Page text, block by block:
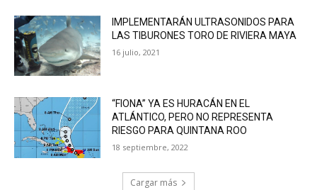
IMPLEMENTARÁN ULTRASONIDOS PARA
LAS TIBURONES TORO DE RIVIERA MAYA
16 julio, 2021
“FIONA” YA ES HURACÁN EN EL
ATLÁNTICO, PERO NO REPRESENTA
RIESGO PARA QUINTANA ROO
18 septiembre, 2022
Cargar más